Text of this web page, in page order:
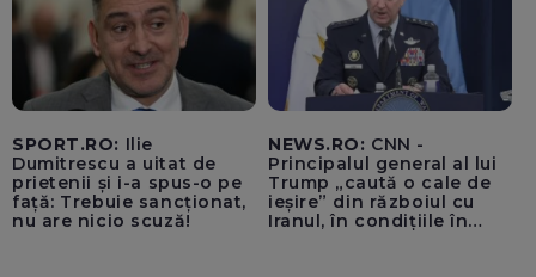
SPORT.RO: Ilie
Dumitrescu a uitat de
prietenii și i-a spus-o pe
față: Trebuie sancționat,
nu are nicio scuză!
NEWS.RO: CNN -
Principalul general al lui
Trump „caută o cale de
ieșire” din războiul cu
Iranul, în condițiile în